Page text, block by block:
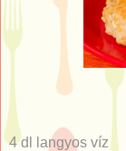
4 dl langyos víz